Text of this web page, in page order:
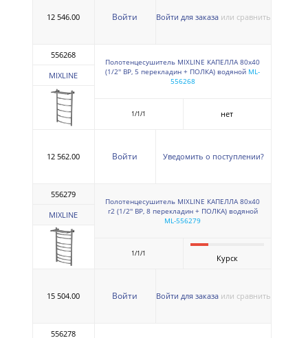
12 546.00 Войти Войти для заказа или сравнить
556268
MIXLINE
Полотенцесушитель MIXLINE КАПЕЛЛА 80х40
(1/2'' ВР, 5 перекладин + ПОЛКА) водяной ML-
556268
1/1/1 нет
12 562.00 Войти Уведомить о поступлении?
556279
MIXLINE
Полотенцесушитель MIXLINE КАПЕЛЛА 80х40
г2 (1/2'' ВР, 8 перекладин + ПОЛКА) водяной
ML-556279
1/1/1 Курск
15 504.00 Войти Войти для заказа или сравнить
556278